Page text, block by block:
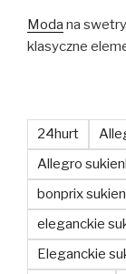
Moda na
klasyczne
24hurt
Allegro
bonprix
eleganckie
Eleganckie